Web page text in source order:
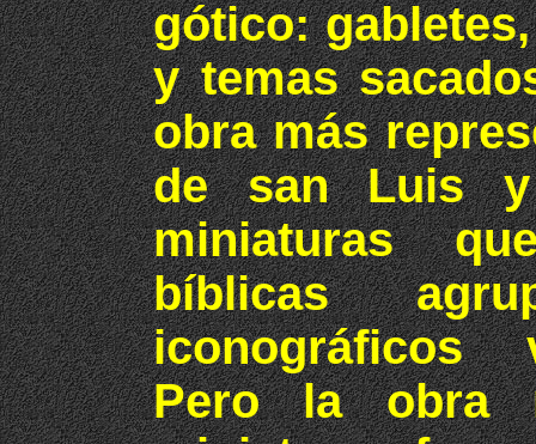
gótico:
y temas
obra más
de san Luis y
miniaturas
bíblicas
iconográficos
Pero la obra